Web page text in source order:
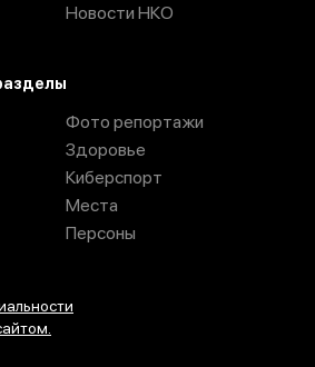
Новости НКО
Фото репортажи
Здоровье
Киберспорт
Места
Персоны